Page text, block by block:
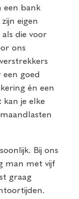
een bank
eigen
die voor
ons
een goed
én een
je elke
Bij ons
man met vijf
graag